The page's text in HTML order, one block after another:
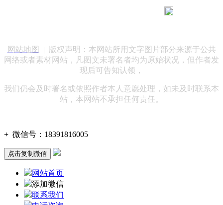
网站地图
| 版权声明：本网站所用文字图片部分来源于公共
网络或者素材网站，凡图文未署名者均为原始状况，但作者发
现后可告知认领，
我们仍会及时署名或依照作者本人意愿处理，如未及时联系本
站，本网站不承担任何责任。
+ 微信号： 18391816005
点击复制微信
网站首页
添加微信
联系我们